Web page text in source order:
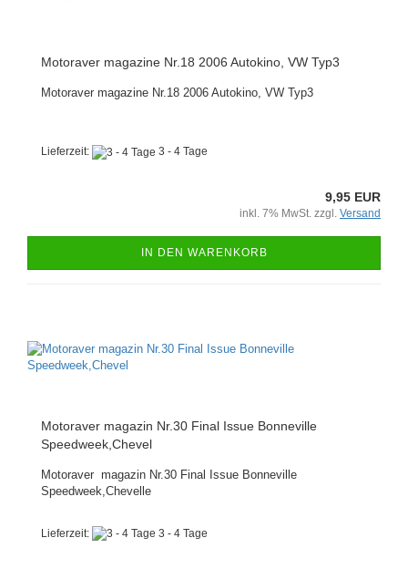
Motoraver magazine Nr.18 2006 Autokino, VW Typ3
Motoraver magazine Nr.18 2006 Autokino, VW Typ3
Lieferzeit: 3 - 4 Tage
9,95 EUR
inkl. 7% MwSt. zzgl. Versand
IN DEN WARENKORB
Motoraver magazin Nr.30 Final Issue Bonneville
Speedweek,Chevel
Motoraver magazin Nr.30 Final Issue Bonneville
Speedweek,Chevelle
Lieferzeit: 3 - 4 Tage